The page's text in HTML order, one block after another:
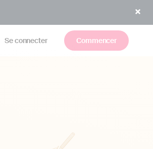
Se connecter Commencer